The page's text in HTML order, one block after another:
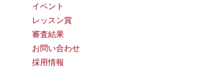
イベント
レッスン賞
審査結果
お問い合わせ
採用情報